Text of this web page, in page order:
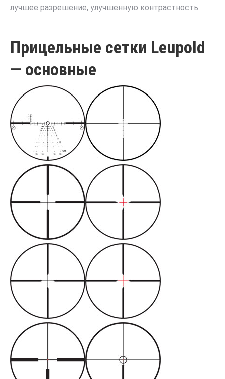
лучшее разрешение, улучшенную контрастность.
Прицельные сетки Leupold
— основные